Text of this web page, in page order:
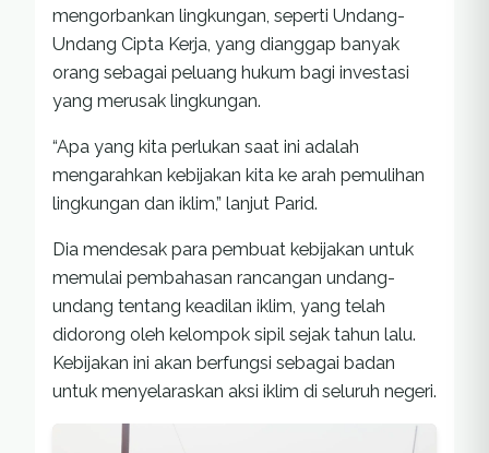
mengorbankan lingkungan, seperti Undang-
Undang Cipta Kerja, yang dianggap banyak
orang sebagai peluang hukum bagi investasi
yang merusak lingkungan.
“Apa yang kita perlukan saat ini adalah
mengarahkan kebijakan kita ke arah pemulihan
lingkungan dan iklim,” lanjut Parid.
Dia mendesak para pembuat kebijakan untuk
memulai pembahasan rancangan undang-
undang tentang keadilan iklim, yang telah
didorong oleh kelompok sipil sejak tahun lalu.
Kebijakan ini akan berfungsi sebagai badan
untuk menyelaraskan aksi iklim di seluruh negeri.